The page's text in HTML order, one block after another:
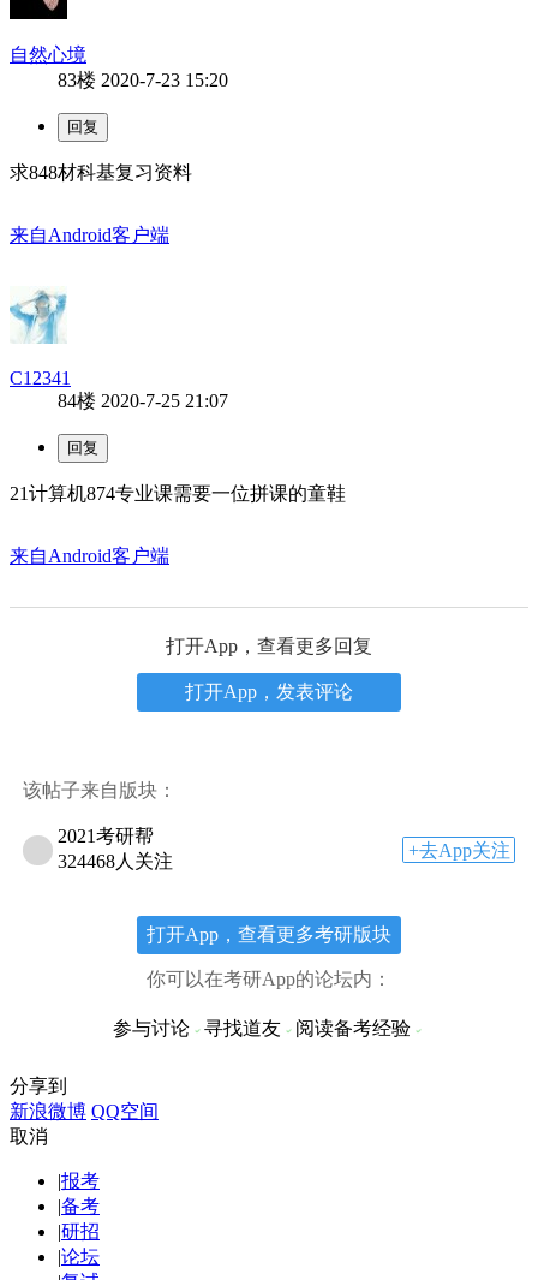
自然心境
83楼 2020-7-23 15:20
求848材科基复习资料
来自Android客户端
C12341
84楼 2020-7-25 21:07
21计算机874专业课需要一位拼课的童鞋
来自Android客户端
打开App，查看更多回复
打开App，发表评论
该帖子来自版块：
2021考研帮
324468人关注
+去App关注
打开App，查看更多考研版块
你可以在考研App的论坛内：
参与讨论 寻找道友 阅读备考经验
分享到
新浪微博 QQ空间
取消
|报考
|备考
|研招
|论坛